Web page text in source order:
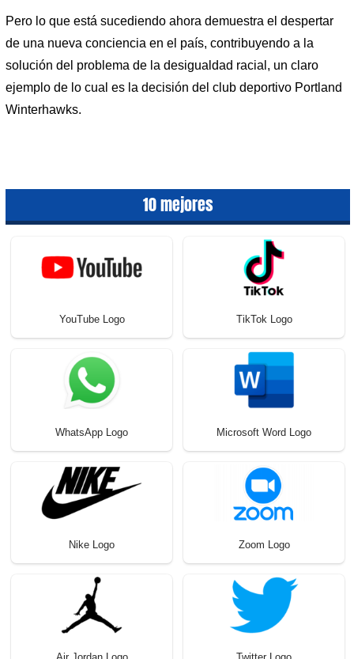
Pero lo que está sucediendo ahora demuestra el despertar
de una nueva conciencia en el país, contribuyendo a la
solución del problema de la desigualdad racial, un claro
ejemplo de lo cual es la decisión del club deportivo Portland
Winterhawks.
10 mejores
YouTube Logo TikTok Logo
WhatsApp Logo Microsoft Word Logo
Nike Logo Zoom Logo